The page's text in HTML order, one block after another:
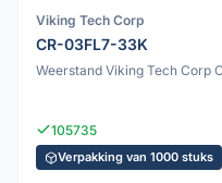
Viking Tech Corp
CR-03FL7-33K
Weerstand Viking Tech Corp
105735
Verpakking van 1000 stuks